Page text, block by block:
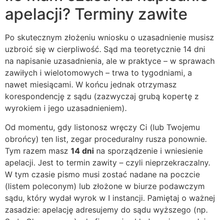
apelacji? Terminy zawite
Po skutecznym złożeniu wniosku o uzasadnienie musisz
uzbroić się w cierpliwość. Sąd ma teoretycznie 14 dni
na napisanie uzasadnienia, ale w praktyce – w sprawach
zawiłych i wielotomowych – trwa to tygodniami, a
nawet miesiącami. W końcu jednak otrzymasz
korespondencję z sądu (zazwyczaj grubą kopertę z
wyrokiem i jego uzasadnieniem).
Od momentu, gdy listonosz wręczy Ci (lub Twojemu
obrońcy) ten list, zegar proceduralny rusza ponownie.
Tym razem masz 14 dni na sporządzenie i wniesienie
apelacji. Jest to termin zawity – czyli nieprzekraczalny.
W tym czasie pismo musi zostać nadane na poczcie
(listem poleconym) lub złożone w biurze podawczym
sądu, który wydał wyrok w I instancji. Pamiętaj o ważnej
zasadzie: apelację adresujemy do sądu wyższego (np.